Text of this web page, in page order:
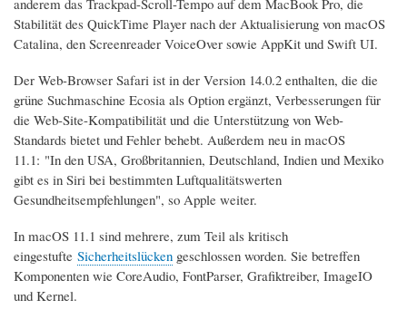
Stabilität des QuickTime Player nach der Aktualisierung von macOS
Catalina, den Screenreader VoiceOver sowie AppKit und Swift UI.
Der Web-Browser Safari ist in der Version 14.0.2 enthalten, die die
grüne Suchmaschine Ecosia als Option ergänzt, Verbesserungen für
die Web-Site-Kompatibilität und die Unterstützung von Web-
Standards bietet und Fehler behebt. Außerdem neu in macOS
11.1: "In den USA, Großbritannien, Deutschland, Indien und Mexiko
gibt es in Siri bei bestimmten Luftqualitätswerten
Gesundheitsempfehlungen", so Apple weiter.
In macOS 11.1 sind mehrere, zum Teil als kritisch
eingestufte Sicherheitslücken geschlossen worden. Sie betreffen
Komponenten wie CoreAudio, FontParser, Grafiktreiber, ImageIO
und Kernel.